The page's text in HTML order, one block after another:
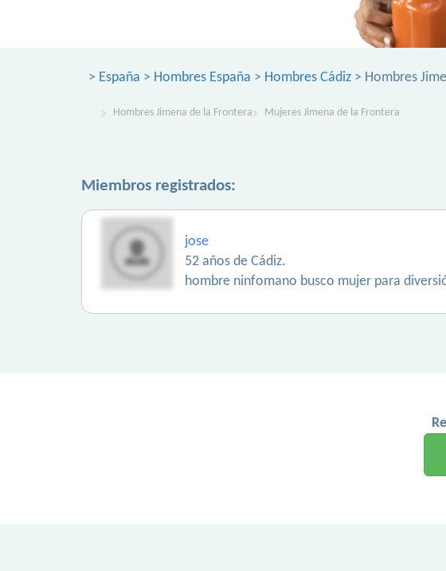
> España > Hombres España > Hombres Cádiz > Hombres
Hombres Jimena de la Frontera Mujeres Jimena de la Frontera
Miembros registrados:
jose
52 años de Cádiz.
hombre ninfomano busco mujer para